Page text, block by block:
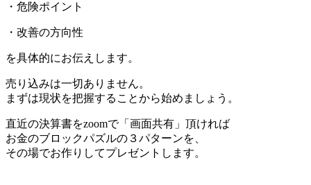
・危険ポイント
・改善の方向性
を具体的にお伝えします。
売り込みは一切ありません。
まずは現状を把握することから始めましょう。
直近の決算書をzoomで「画面共有」頂ければ
お金のブロックパズルの３パターンを、
その場でお作りしてプレゼントします。